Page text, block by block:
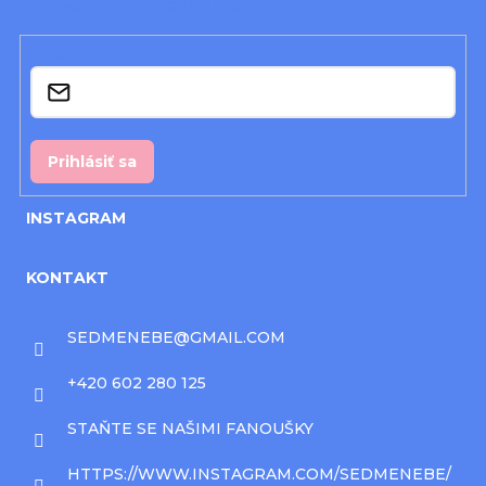
Prihlásiť sa
INSTAGRAM
KONTAKT
SEDMENEBE@GMAIL.COM
+420 602 280 125
STAŇTE SE NAŠIMI FANOUŠKY
HTTPS://WWW.INSTAGRAM.COM/SEDMENEBE/